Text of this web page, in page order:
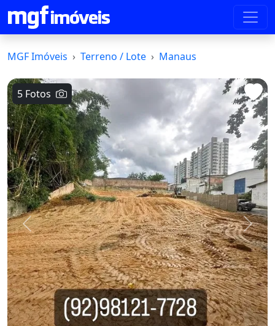
MGF Imóveis Terreno / Lote Manaus
5 Fotos
Voltar